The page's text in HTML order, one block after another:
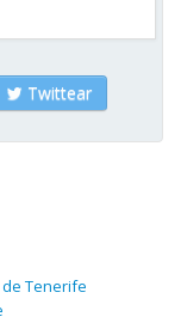
Twittear
Tenerife